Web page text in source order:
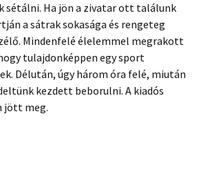
sétálni. Ha jön a zivatar ott találunk
a sátrak sokasága és rengeteg
Mindenfelé élelemmel megrakott
tulajdonképpen egy sport
Délután, úgy három óra felé, miután
kezdett beborulni. A kiadós
jött meg.